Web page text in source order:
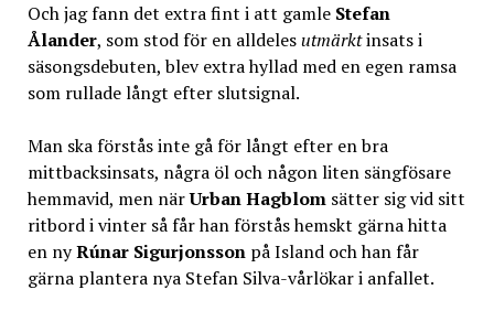
Och jag fann det extra fint i att gamle Stefan
Ålander, som stod för en alldelesutmärktinsats i
säsongsdebuten, blev extra hyllad med en egen ramsa
som rullade långt efter slutsignal.
Man ska förstås inte gå för långt efter en bra
mittbacksinsats, några öl och någon liten sängfösare
hemmavid, men närUrban Hagblomsätter sig vid sitt
ritbord i vinter så får han förstås hemskt gärna hitta
en nyRúnar Sigurjonssonpå Island och han får
gärna plantera nya Stefan Silva-vårlökar i anfallet.